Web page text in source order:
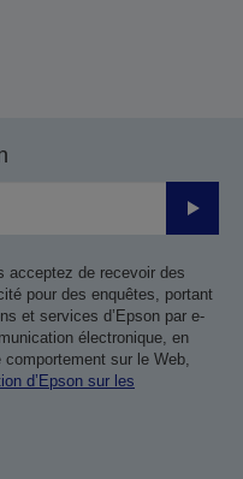
Valider
acceptez de recevoir des
pour des enquêtes, portant
et services d’Epson par e-
électronique, en
sur le Web,
d’Epson sur les